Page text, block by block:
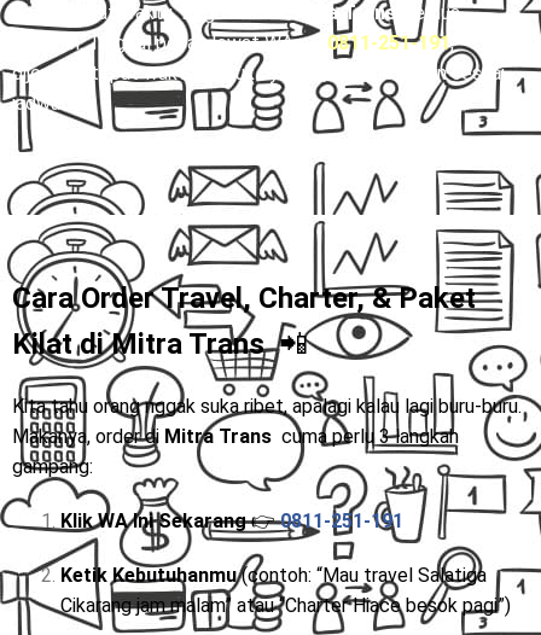
nggak tepat waktu. Begitu coba
Mitra Trans
, semua
berubah. Tinggal pesan lewat WA 👉 0811-251-191,
dijemput tepat waktu, duduk nyaman, sampai tujuan sesuai
jadwal.
Cara Order Travel, Charter, & Paket
Kilat diMitra Trans📲
Kita tahu orang nggak suka ribet, apalagi kalau lagi buru-buru.
Makanya, order di Mitra Trans cuma perlu 3 langkah
gampang:
Klik WA Ini Sekarang👉0811-251-191
Ketik Kebutuhanmu(contoh: “Mau travel Salatiga
Cikarang jam malam” atau “Charter Hiace besok pagi”)